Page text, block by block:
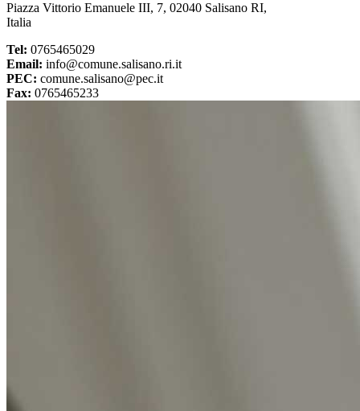
Piazza Vittorio Emanuele III, 7, 02040 Salisano RI,
Italia
Tel: 0765465029
Email: info@comune.salisano.ri.it
PEC: comune.salisano@pec.it
Fax: 0765465233